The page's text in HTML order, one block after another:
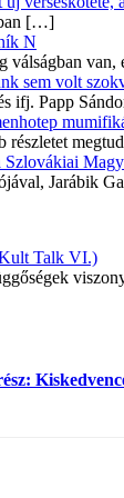
[…]
N
válságban
sem volt
ifj. Papp
részletet
Szlovákiai
Jarábik
Talk VI.)